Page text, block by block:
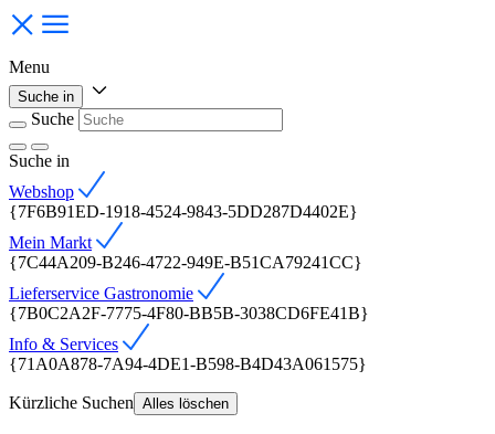
Menu
Suche in
Suche
Suche in
Webshop
{7F6B91ED-1918-4524-9843-5DD287D4402E}
Mein Markt
{7C44A209-B246-4722-949E-B51CA79241CC}
Lieferservice Gastronomie
{7B0C2A2F-7775-4F80-BB5B-3038CD6FE41B}
Info & Services
{71A0A878-7A94-4DE1-B598-B4D43A061575}
Kürzliche Suchen Alles löschen